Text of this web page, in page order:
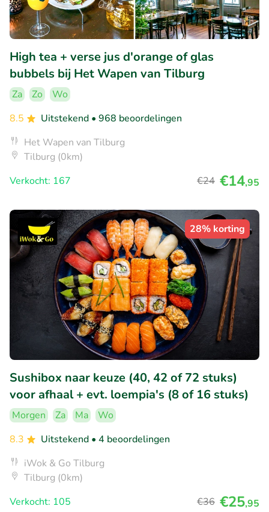
High tea + verse jus d'orange of glas
bubbels bij Het Wapen van Tilburg
Za Zo
Wo
8.5
Uitstekend • 968 beoordelingen
Het Wapen van Tilburg
Tilburg (0km)
Verkocht: 167
€24 €14,95
28% korting
Sushibox naar keuze (40, 42 of 72 stuks)
voor afhaal + evt. loempia's (8 of 16 stuks)
Morgen Za Ma
Wo
8.3
Uitstekend • 4 beoordelingen
iWok & Go Tilburg
Tilburg (0km)
Verkocht: 105
€36 €25,95